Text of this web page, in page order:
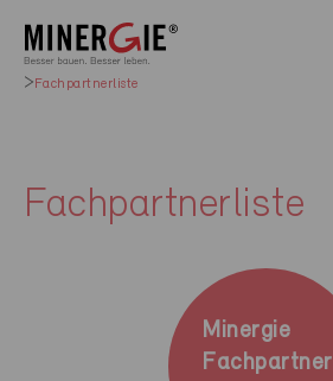
Fachpartnerliste
Fachpartnerliste
Minergie
Fachpartner